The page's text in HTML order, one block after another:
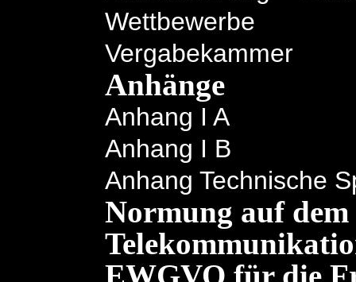
Wettbewerbe
Vergabekammer
Anhänge
Anhang I A
Anhang I B
Anhang Technische
Normung auf